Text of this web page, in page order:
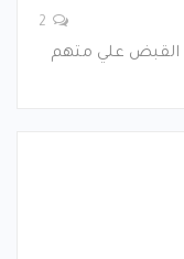
علي متهم